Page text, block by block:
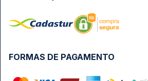
FORMAS DE PAGAMENTO